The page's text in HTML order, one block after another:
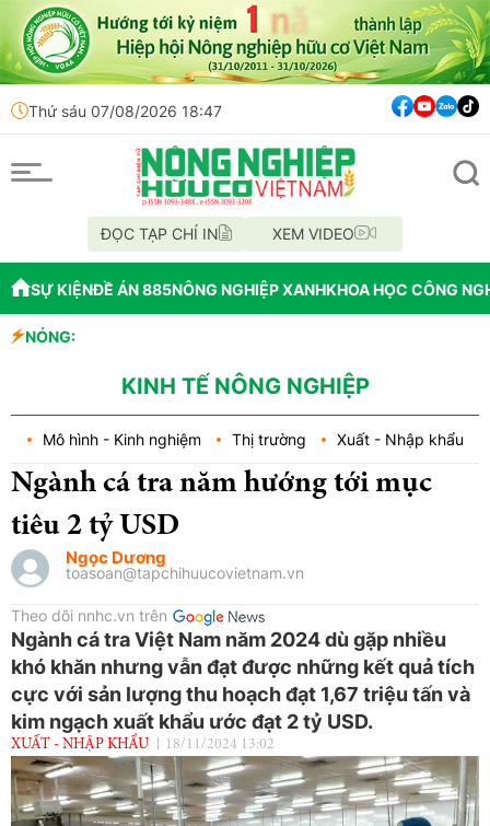
Thứ sáu 07/08/2026 18:47
ĐỌC TẠP CHÍ IN XEM VIDEO
SỰ KIỆNĐỀ ÁN 885NÔNG NGHIỆP XANHKHOA HỌC CÔNG
NÓNG:
KINH TẾ NÔNG NGHIỆP
Mô hình - Kinh nghiệm Thị trường Xuất - Nhập khẩu
Ngành cá tra năm hướng tới mục
tiêu 2 tỷ USD
Ngọc Dương
toasoan@tapchihuucovietnam.vn
Theo dõi nnhc.vn trên
Ngành cá tra Việt Nam năm 2024 dù gặp nhiều
khó khăn nhưng vẫn đạt được những kết quả tích
cực với sản lượng thu hoạch đạt 1,67 triệu tấn và
kim ngạch xuất khẩu ước đạt 2 tỷ USD.
XUẤT - NHẬP KHẨU 18/11/2024 13:02